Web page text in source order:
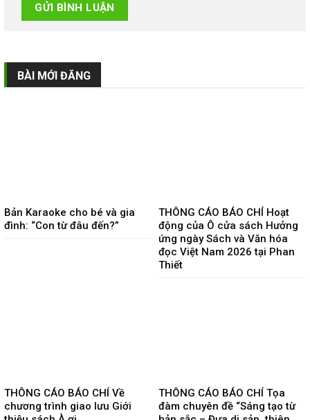
BÀI MỚI ĐĂNG
Bản Karaoke cho bé và gia
đình: “Con từ đâu đến?”
THÔNG CÁO BÁO CHÍ Hoạt
động của Ô cửa sách Hưởng
ứng ngày Sách và Văn hóa
đọc Việt Nam 2026 tại Phan
Thiết
THÔNG CÁO BÁO CHÍ Về
chương trình giao lưu Giới
THÔNG CÁO BÁO CHÍ Tọa
đàm chuyên đề “Sáng tạo từ